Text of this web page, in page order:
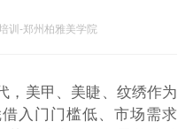
训-郑州柏雅美学院
，美甲、美睫、纹绣作为
入门门槛低、市场需求